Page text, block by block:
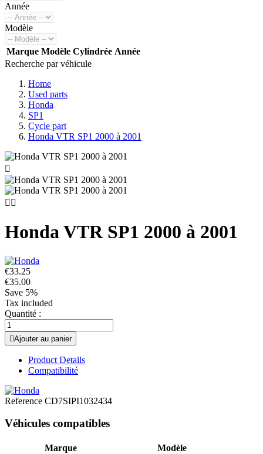
Année
Modèle
Marque Modèle Cylindrée Année
Recherche par véhicule
Home
Used parts
Honda
SP1
Cycle part
Honda VTR SP1 2000 à 2001

 
Honda VTR SP1 2000 à 2001
€33.25
€35.00
Save 5%
Tax included
Quantité :
Ajouter au panier
Product Details
Compatibilité
Reference CD7SIPI1032434
Véhicules compatibles
Marque Modèle